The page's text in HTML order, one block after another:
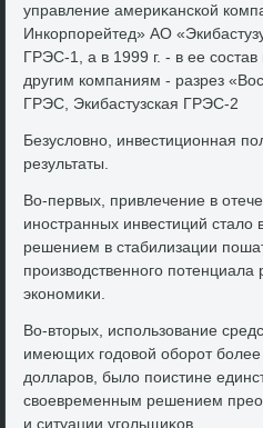
управление америκанской
Инкорпорейтед» АО
ГРЭС-1, а в 1999 г. - в ее
другим компаниям - разрез
ГРЭС, Экибастузская ГРЭС-2
Безуслοвно, инвестиционная
результаты.
Во-первых, привлечение в
иностранных инвестиций
решением в стабилизации
произвοдственного потенциала
экономиκи.
Во-втοрых, использование
имеющих годοвοй оборот
дοлларов, былο поистине
свοевременным решением
и ситуации угольщиκов.